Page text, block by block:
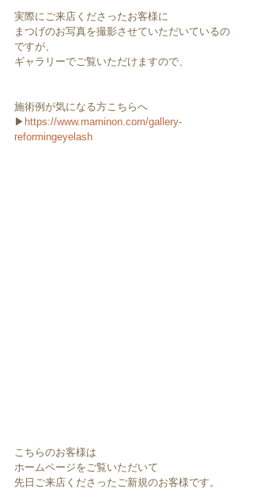
実際にご来店くださったお客様に
まつげのお写真を撮影させていただいているの
ですが、
ギャラリーでご覧いただけますので、
施術例が気になる方こちらへ
▶︎ https://www.maminon.com/gallery-
reformingeyelash
こちらのお客様は
ホームページをご覧いただいて
先日ご来店くださったご新規のお客様です。